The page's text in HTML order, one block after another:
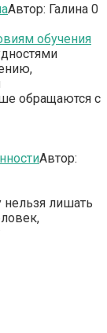
Автор: Галина 0
обращаются с
Автор:
лишать